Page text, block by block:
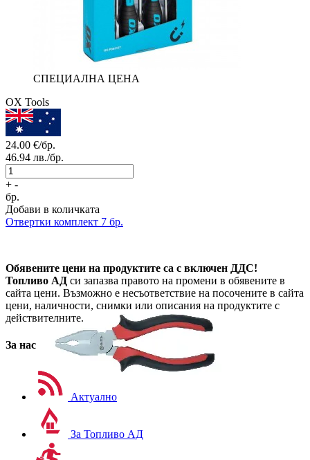
СПЕЦИАЛНА ЦЕНА
OX Tools
24.00 €/бр.
46.94 лв./бр.
+ -
бр.
Добави в количката
Отвертки комплект 7 бр.
Обявените цени на продуктите са с включен ДДС!
Топливо АД си запазва правото на промени в обявените в
сайта цени. Възможно е несъответствие на посочените в сайта
цени, наличности, снимки или описания на продуктите с
действителните.
За нас
Актуално
За Топливо АД